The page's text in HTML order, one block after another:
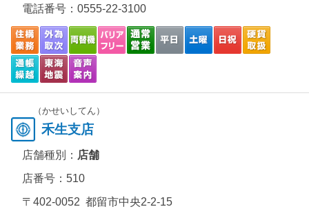
電話番号： 0555-22-3100
（かせいしてん）
禾生支店
店舗種別： 店舗
店番号：510
〒402-0052 都留市中央2-2-15